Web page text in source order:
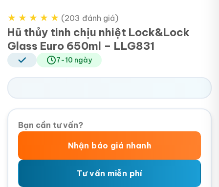
★ ★ ★ ★ ★ (203 đánh giá)
Hũ thủy tinh chịu nhiệt Lock&Lock
Glass Euro 650ml – LLG831
7-10 ngày
Bạn cần tư vấn?
Nhận báo giá nhanh
Tư vấn miễn phí